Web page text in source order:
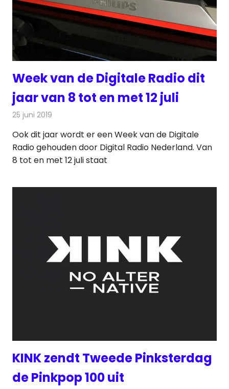
Week van de Digitale Radio dit
jaar van 8 tot en met 12 juli
25 juni 2019
Ook dit jaar wordt er een Week van de Digitale
Radio gehouden door Digital Radio Nederland. Van
8 tot en met 12 juli staat
KINK zendt Tweede Pinksterdag
de Pinkpop 100 uit